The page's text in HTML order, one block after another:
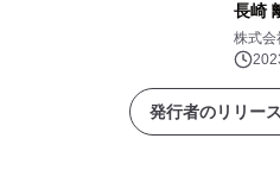
長崎
上 by
株式会
発行者のリリー